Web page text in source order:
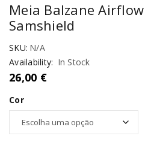
Meia Balzane
Samshield
SKU: N/A
Availability: In Stock
26,00 €
Cor